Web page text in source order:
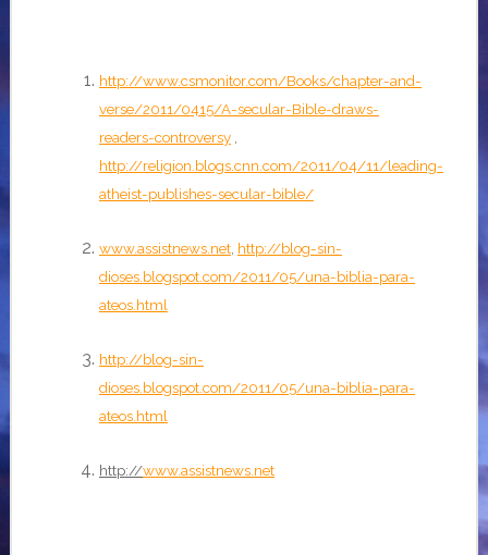
http://www.csmonitor.com/Books/chapter-and-
verse/2011/0415/A-secular-Bible-draws-
readers-controversy,
http://religion.blogs.cnn.com/2011/04/11/leading-
atheist-publishes-secular-bible/
www.assistnews.net, http://blog-sin-
dioses.blogspot.com/2011/05/una-biblia-para-
ateos.html
http://blog-sin-
dioses.blogspot.com/2011/05/una-biblia-para-
ateos.html
http://www.assistnews.net